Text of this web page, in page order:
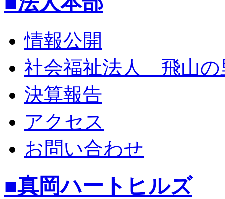
情報公開
社会福祉法人 飛山の
決算報告
アクセス
お問い合わせ
■真岡ハートヒルズ